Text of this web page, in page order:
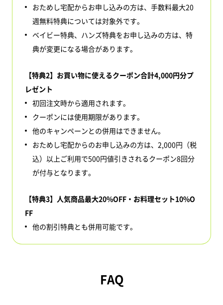
おためし宅配からお申し込みの方は、手数料最大20
週無料特典については対象外です。
ベイビー特典、ハンズ特典をお申し込みの方は、特
典が変更になる場合があります。
【特典2】お買い物に使えるクーポン合計4,000円分プ
レゼント
初回注文時から適用されます。
クーポンには使用期限があります。
他のキャンペーンとの併用はできません。
おためし宅配からのお申し込みの方は、2,000円（税
込）以上ご利用で500円値引きされるクーポン8回分
が付与となります。
【特典3】人気商品最大20%OFF・お料理セット10%O
FF
他の割引特典とも併用可能です。
FAQ